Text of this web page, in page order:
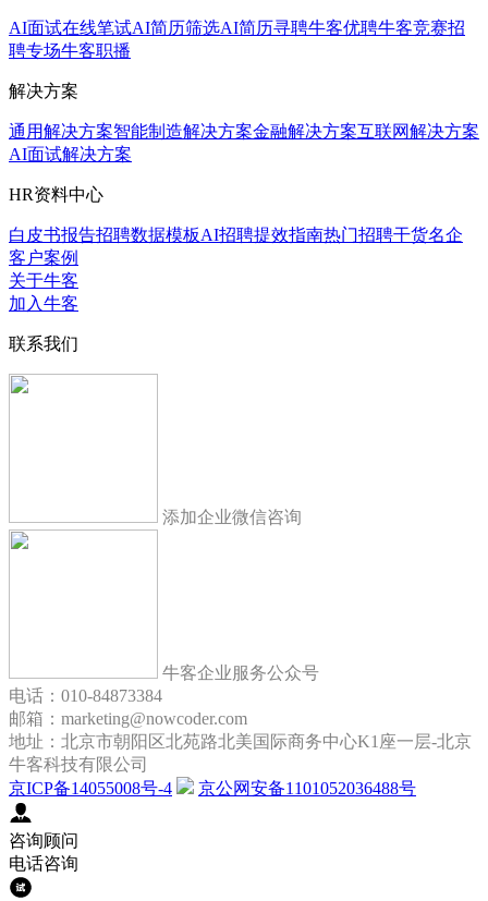
AI面试在线笔试AI简历筛选AI简历寻聘牛客优聘牛客竞赛招
聘专场牛客职播
解决方案
通用解决方案智能制造解决方案金融解决方案互联网解决方案
AI面试解决方案
HR资料中心
白皮书报告招聘数据模板AI招聘提效指南热门招聘干货名企
客户案例
关于牛客
加入牛客
联系我们
添加企业微信咨询
牛客企业服务公众号
电话：010-84873384
邮箱：marketing@nowcoder.com
地址：北京市朝阳区北苑路北美国际商务中心K1座一层-北京
牛客科技有限公司
京ICP备14055008号-4
京公网安备1101052036488号
咨询顾问
电话咨询